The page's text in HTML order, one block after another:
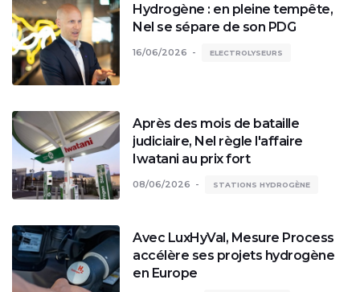
Hydrogène : en pleine tempête,
Nel se sépare de son PDG
16/06/2026 ELECTROLYSEURS
Après des mois de bataille
judiciaire, Nel règle l'affaire
Iwatani au prix fort
08/06/2026 STATIONS HYDROGÈNE
Avec LuxHyVal, Mesure Process
accélère ses projets hydrogène
en Europe